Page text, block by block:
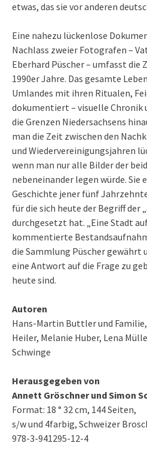
etwas, das sie vor anderen
Eine nahezu lückenlose
Nachlass zweier Fotografen –
Eberhard Püscher – umfasst die
1990er Jahre. Das gesamte
Umlandes mit ihren Ritualen,
dokumentiert – visuelle Chronik
die Grenzen Niedersachsens
man die Zeit zwischen den
und Wiedervereinigungsjahren
wenn man nur alle Bilder der
nebeneinander legen würde. Sie
Geschichte jener fünf
für die sich heute der Begriff der
durchgesetzt hat. „Eine Stadt
kommentierte
die Sammlung Püscher gewährt
eine Antwort auf die Frage zu
heute sind.
Autoren
Hans-Martin Buttler und
Heiler, Melanie Huber, Lena
Schwinge
Herausgegeben von
Annett Gröschner und Simon
Format: 18 ° 32 cm, 144 Seiten,
s/w und 4farbig, Schweizer
978-3-941295-12-4